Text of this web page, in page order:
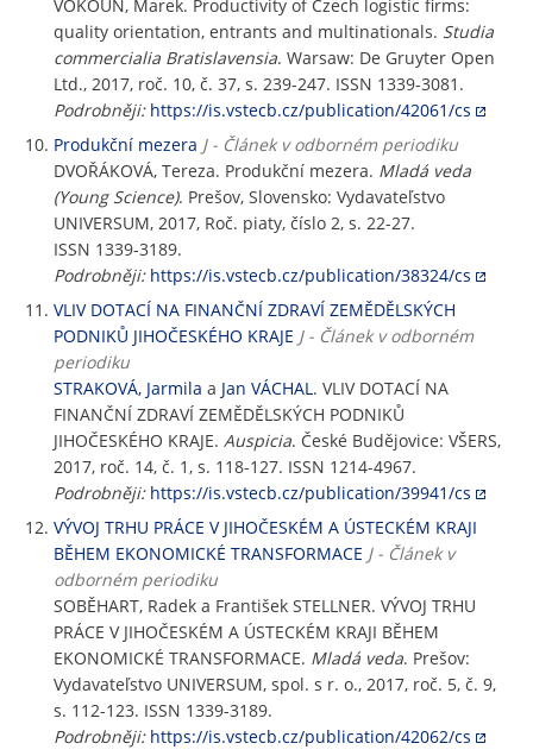
VOKOUN, Marek. Productivity of Czech logistic firms:
quality orientation, entrants and multinationals. Studia
commercialia Bratislavensia. Warsaw: De Gruyter Open
Ltd., 2017, roč. 10, č. 37, s. 239-247. ISSN 1339-3081.
Podrobněji: https://is.vstecb.cz/publication/42061/cs
Produkční mezera J - Článek v odborném periodiku
DVOŘÁKOVÁ, Tereza. Produkční mezera. Mladá veda
(Young Science). Prešov, Slovensko: Vydavateľstvo
UNIVERSUM, 2017, Roč. piaty, číslo 2, s. 22-27.
ISSN 1339-3189.
Podrobněji: https://is.vstecb.cz/publication/38324/cs
VLIV DOTACÍ NA FINANČNÍ ZDRAVÍ ZEMĚDĚLSKÝCH
PODNIKŮ JIHOČESKÉHO KRAJE J - Článek v odborném
periodiku
STRAKOVÁ, Jarmila a Jan VÁCHAL . VLIV DOTACÍ NA
FINANČNÍ ZDRAVÍ ZEMĚDĚLSKÝCH PODNIKŮ
JIHOČESKÉHO KRAJE. Auspicia. České Budějovice: VŠERS,
2017, roč. 14, č. 1, s. 118-127. ISSN 1214-4967.
Podrobněji: https://is.vstecb.cz/publication/39941/cs
VÝVOJ TRHU PRÁCE V JIHOČESKÉM A ÚSTECKÉM KRAJI
BĚHEM EKONOMICKÉ TRANSFORMACE J - Článek v
odborném periodiku
SOBĚHART, Radek a František STELLNER. VÝVOJ TRHU
PRÁCE V JIHOČESKÉM A ÚSTECKÉM KRAJI BĚHEM
EKONOMICKÉ TRANSFORMACE. Mladá veda. Prešov:
Vydavateľstvo UNIVERSUM, spol. s r. o., 2017, roč. 5, č. 9,
s. 112-123. ISSN 1339-3189.
Podrobněji: https://is.vstecb.cz/publication/42062/cs